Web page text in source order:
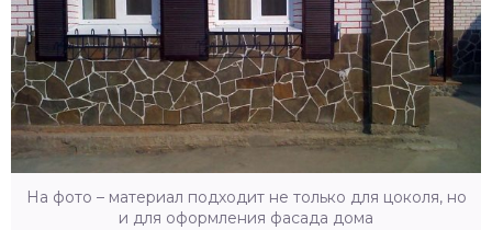
На фото – материал подходит не только для цоколя, но
и для оформления фасада дома